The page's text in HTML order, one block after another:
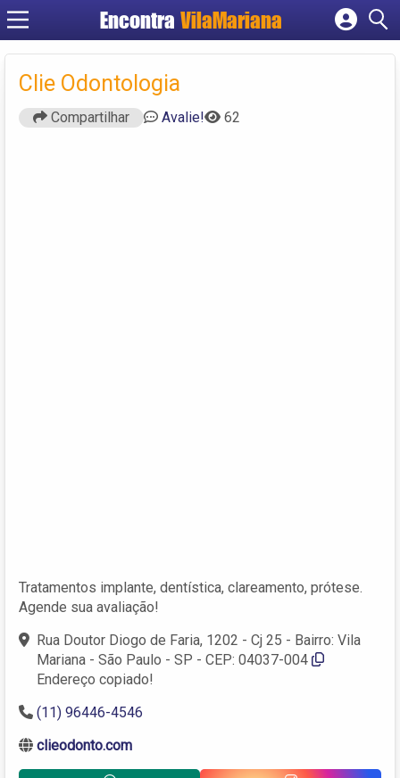
EncontraVilaMariana
Cadastrar empresa
Clie Odontologia
Compartilhar Avalie! 62
Tratamentos implante, dentística, clareamento, prótese.
Agende sua avaliação!
Rua Doutor Diogo de Faria, 1202 - Cj 25 - Bairro: Vila
Mariana - São Paulo - SP - CEP: 04037-004
Endereço copiado!
(11) 96446-4546
clieodonto.com